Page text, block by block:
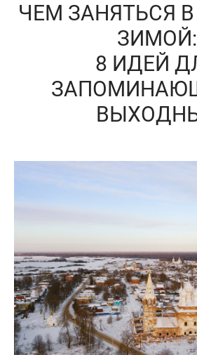
ЧЕМ ЗАНЯТЬСЯ
ЗИМОЙ:
8 ИДЕЙ